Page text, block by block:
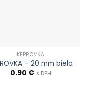
KEPROVKA
– 20 mm biela
0.90 € s DPH